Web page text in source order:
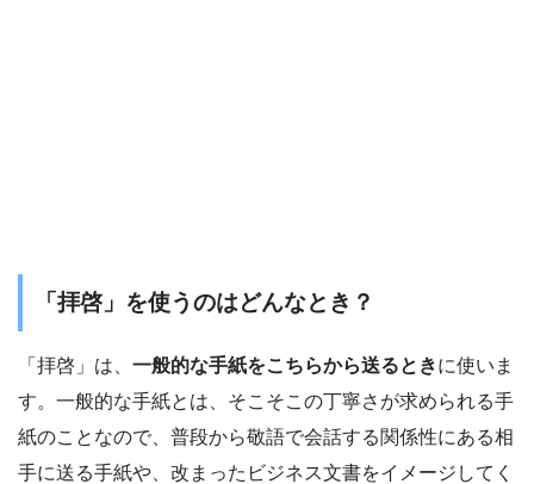
「拝啓」を使うのはどんなとき？
「拝啓」は、 一般的な手紙をこちらから送るときに使いま
す。一般的な手紙とは、そこそこの丁寧さが求められる手
紙のことなので、普段から敬語で会話する関係性にある相
手に送る手紙や、改まったビジネス文書をイメージしてく